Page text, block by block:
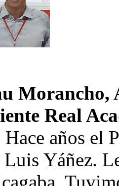
Morancho,
Real
Hace años el
Yáñez.